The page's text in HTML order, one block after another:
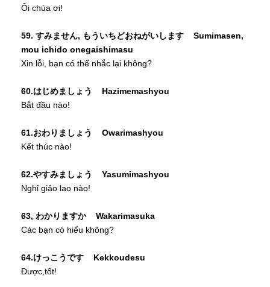
Ôi chúa ơi!
59. すみません, もういちどおねがいします Sumimasen,
mou ichido onegaishimasu
Xin lỗi, bạn có thể nhắc lại không?
60.はじめましょう Hazimemashyou
Bắt đầu nào!
61.おわりましょう Owarimashyou
Kết thúc nào!
62.やすみましょう Yasumimashyou
Nghỉ giảo lao nào!
63, わかりますか Wakarimasuka
Các bạn có hiểu không?
64.けっこうです Kekkoudesu
Được,tốt!